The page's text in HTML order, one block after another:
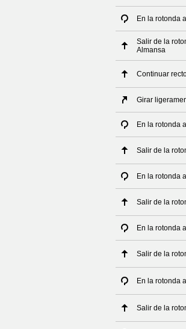
En la rotonda
Salir de la
Almansa
Continuar
Girar
En la rotonda
Salir de la
En la rotonda
Salir de la
En la rotonda
Salir de la
En la rotonda
Salir de la